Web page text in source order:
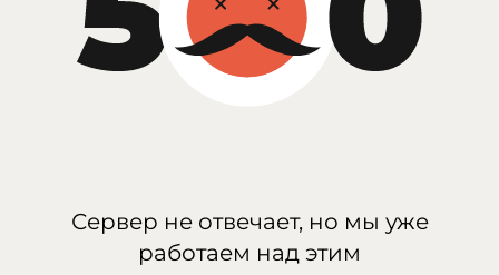
Сервер не отвечает, но мы уже
работаем над этим